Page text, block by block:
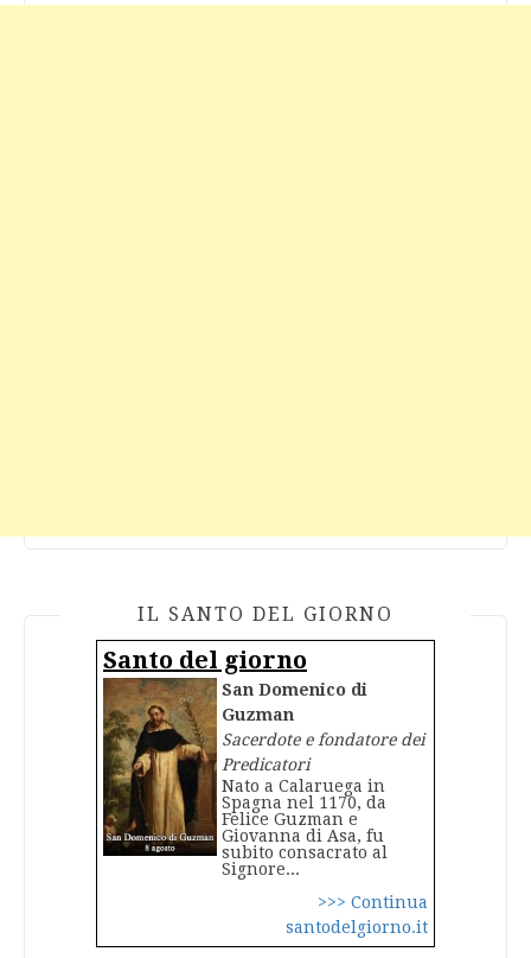
IL SANTO DEL GIORNO
Santo del giorno
San Domenico di
Guzman
Sacerdote e fondatore dei
Predicatori
Nato a Calaruega in
Spagna nel 1170, da
Felice Guzman e
Giovanna di Asa, fu
subito consacrato al
Signore...
>>> Continua
santodelgiorno.it